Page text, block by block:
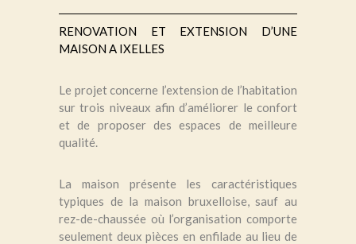
RENOVATION ET EXTENSION D’UNE
MAISON A IXELLES
Le projet concerne l’extension de l’habitation
sur trois niveaux afin d’améliorer le confort
et de proposer des espaces de meilleure
qualité.
La maison présente les caractéristiques
typiques de la maison bruxelloise, sauf au
rez-de-chaussée où l’organisation comporte
seulement deux pièces en enfilade au lieu de